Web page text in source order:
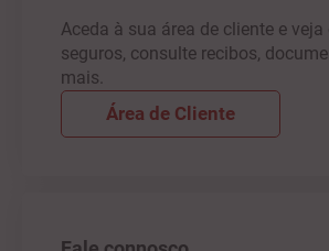
Aceda à sua área de cliente e veja
seguros, consulte recibos,
mais.
Área de Cliente